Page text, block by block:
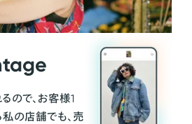
ので、お客様1
の店舗でも、売